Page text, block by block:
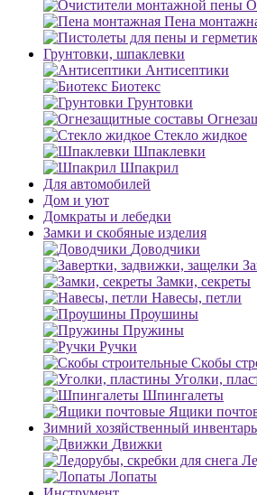
Пена
Грунтовки, шпаклевки
Антисептики
Биотекс
Грунтовки
Стекло жидкое
Шпаклевки
Шпакрил
Для автомобилей
Дом и уют
Домкраты и лебедки
Замки и скобяные изделия
Доводчики
Замки, секреты
Навесы, петли
Проушины
Пружины
Ручки
Скобы
Уголки,
Шпингалеты
Ящики
Зимний хозяйственный инвентарь
Движки
Лопаты